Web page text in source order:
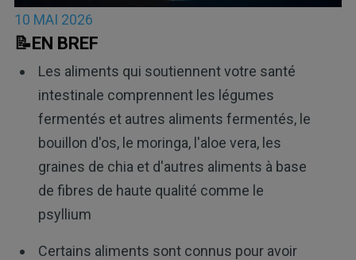
10 MAI 2026
📝EN BREF
Les aliments qui soutiennent votre santé
intestinale comprennent les légumes
fermentés et autres aliments fermentés, le
bouillon d'os, le moringa, l'aloe vera, les
graines de chia et d'autres aliments à base
de fibres de haute qualité comme le
psyllium
Certains aliments sont connus pour avoir